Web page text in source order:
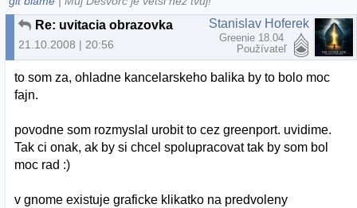
Re: uvitacia obrazovka
21.10.2008 | 20:56
Stanislav Hoferek
Greenie 18.04
Používateľ
to som za, ohladne kancelarskeho balika by to bolo moc
fajn.
povodne som rozmyslal urobit to cez greenport. uvidime.
Tak ci onak, ak by si chcel spolupracovat tak by som bol
moc rad :)
v gnome existuje graficke klikatko na predvoleny